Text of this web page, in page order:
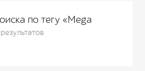
по тегу «Mega